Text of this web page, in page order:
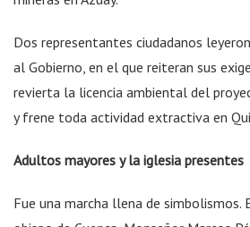
Dos representantes ciudadanos
al Gobierno, en el que reiteran sus
revierta la licencia ambiental del
y frene toda actividad extractiva en
Adultos mayores y la iglesia presentes
Fue una marcha llena de simbolismos.